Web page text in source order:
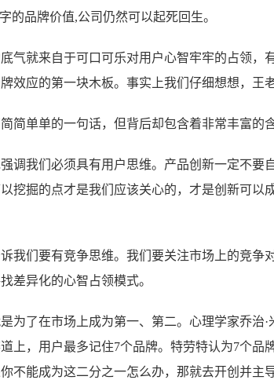
的品牌价值,公司仍然可以起死回生。
气就来自于可口可乐对用户心智牢牢的占领
效应的第一块木板。事实上我们仔细想想，王
简单单的一句话，但背后却包含着非常丰富的
调我们必须具有用户思维。产品创新一定不
挖掘的点才是我们应该关心的，才是创新可
我们要有竞争思维。我们要关注市场上的竞
差异化的心智占领模式。
为了在市场上成为第一、第二。心理学家乔治
上，用户最多记住7个品牌。特劳特认为7个品
不能成为这二分之一怎么办，那就去开创并主